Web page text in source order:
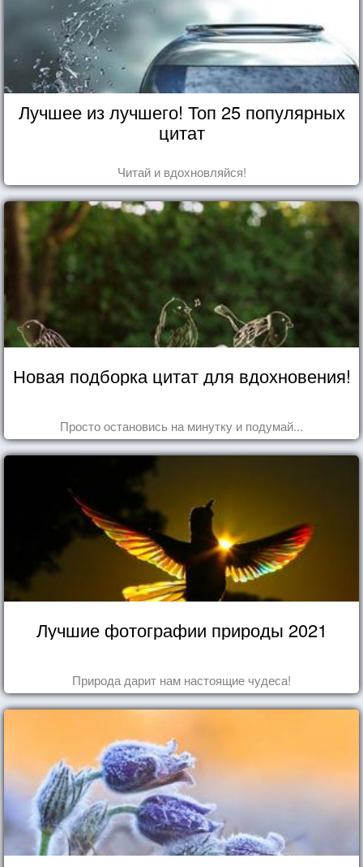
Лучшее из лучшего! Топ 25 популярных
цитат
Читай и вдохновляйся!
Новая подборка цитат для вдохновения!
Просто остановись на минутку и подумай...
Лучшие фотографии природы 2021
Природа дарит нам настоящие чудеса!